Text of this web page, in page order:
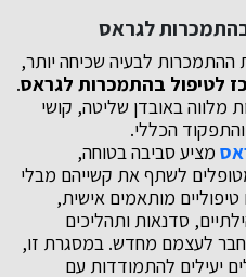
לגראס
לבעיה שכיחה יותר,
לטיפול בהתמכרות לגראס.
מלווה באובדן שליטה, קושי
והתפקוד הכללי.
מציע סביבה בטוחה,
לשתף את קשייהם מבלי
מותאמים אישית,
סדנאות ותהליכים
לעצמם מחדש. במסגרת זו,
יעילים להתמודדות עם